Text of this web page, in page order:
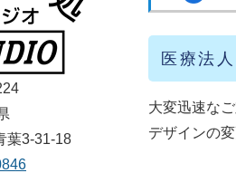
医療法
大変迅速な
デザインの
葉3-31-18